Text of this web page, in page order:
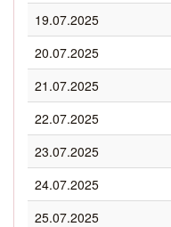
19.07.2025
20.07.2025
21.07.2025
22.07.2025
23.07.2025
24.07.2025
25.07.2025